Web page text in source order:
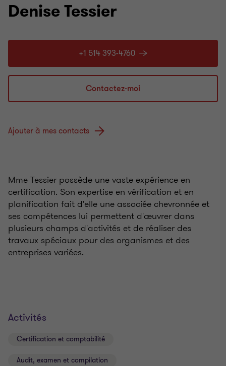
Denise Tessier
+1 514 393-4760
Contactez-moi
Ajouter à mes contacts
Mme Tessier possède une vaste expérience en
certification. Son expertise en vérification et en
planification fait d'elle une associée chevronnée et
ses compétences lui permettent d'œuvrer dans
plusieurs champs d'activités et de réaliser des
travaux spéciaux pour des organismes et des
entreprises variées.
Activités
Certification et comptabilité
Audit, examen et compilation